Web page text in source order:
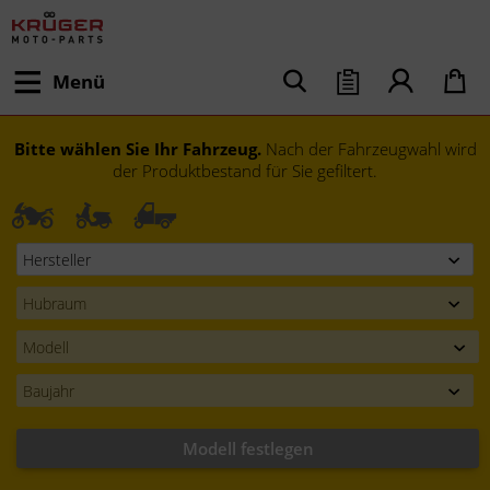
Menü
Bitte wählen Sie Ihr Fahrzeug. Nach der Fahrzeugwahl wird
der Produktbestand für Sie gefiltert.
Modell festlegen